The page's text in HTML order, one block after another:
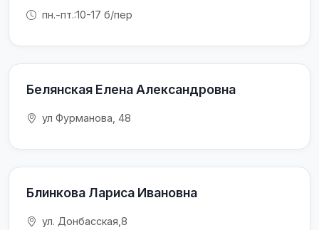
пн.-пт.:10-17 б/пер
Белянская Елена Александровна
ул Фурманова, 48
Блинкова Лариса Ивановна
ул. Донбасская,8